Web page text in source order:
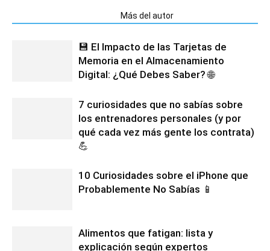
Más del autor
💾 El Impacto de las Tarjetas de
Memoria en el Almacenamiento
Digital: ¿Qué Debes Saber? 🌐
7 curiosidades que no sabías sobre
los entrenadores personales (y por
qué cada vez más gente los contrata)
💪
10 Curiosidades sobre el iPhone que
Probablemente No Sabías 📱
Alimentos que fatigan: lista y
explicación según expertos